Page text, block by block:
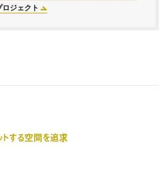
ジェクト
する空間を追求